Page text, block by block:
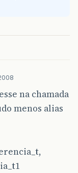
na chamada
menos alias